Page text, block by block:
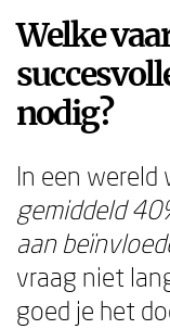
Welke
nodig?
In een wereld
gemiddeld
aan
vraag niet
goed je het